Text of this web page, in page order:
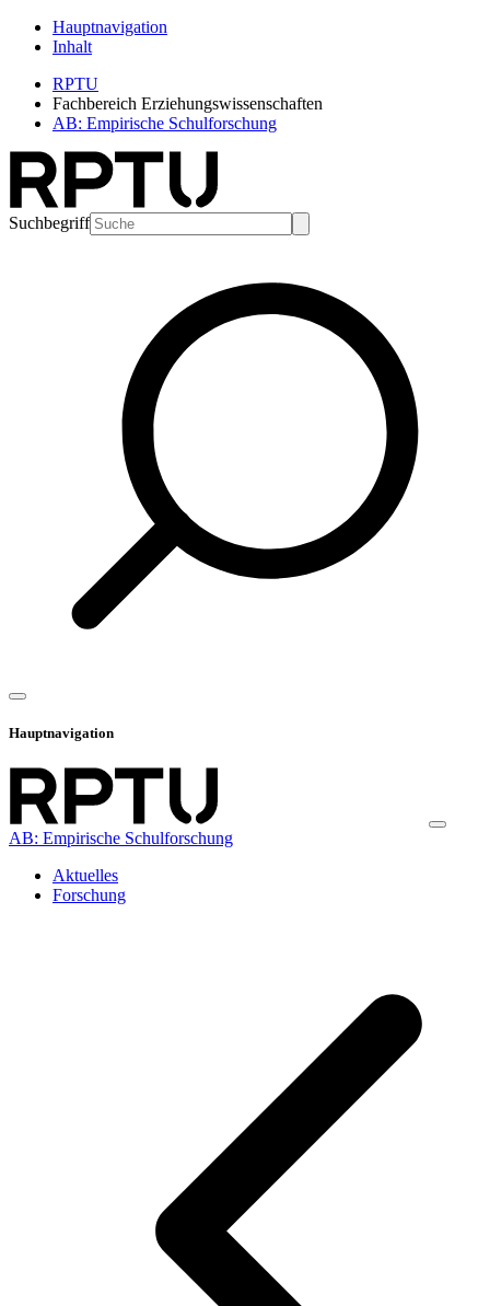
Hauptnavigation
Inhalt
RPTU
Fachbereich Erziehungswissenschaften
AB: Empirische Schulforschung
Suchbegriff
Hauptnavigation
AB: Empirische Schulforschung
Aktuelles
Forschung